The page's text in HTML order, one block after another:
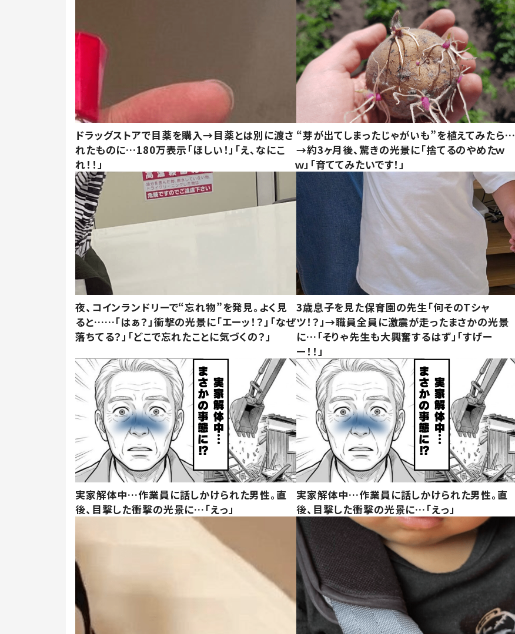
ドラッグストアで目薬を購入→目薬とは別に渡さ
れたものに…180万表示「ほしい！」「え、なにこ
れ！！」
“芽が出てしまったじゃがいも”を植えてみたら…
→約3ヶ月後、驚きの光景に「捨てるのやめたｗ
ｗ」「育ててみたいです！」
夜、コインランドリーで“忘れ物”を発見。よく見
ると……「はぁ？」衝撃の光景に「エーッ！？」「なぜ
落ちてる？」「どこで忘れたことに気づくの？」
3歳息子を見た保育園の先生「何そのTシャ
ツ！？」→職員全員に激震が走ったまさかの光景
に…「そりゃ先生も大興奮するはず」「すげー
ー！！」
実家解体中…作業員に話しかけられた男性。直
後、目撃した衝撃の光景に…「えっ」
実家解体中…作業員に話しかけられた男性。直
後、目撃した衝撃の光景に…「えっ」